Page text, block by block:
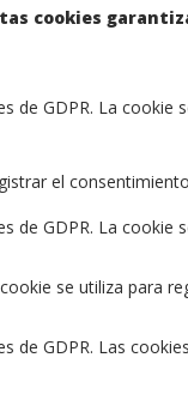
cookies
GDPR. La cookie
el
GDPR. La cookie
se utiliza para
GDPR. Las